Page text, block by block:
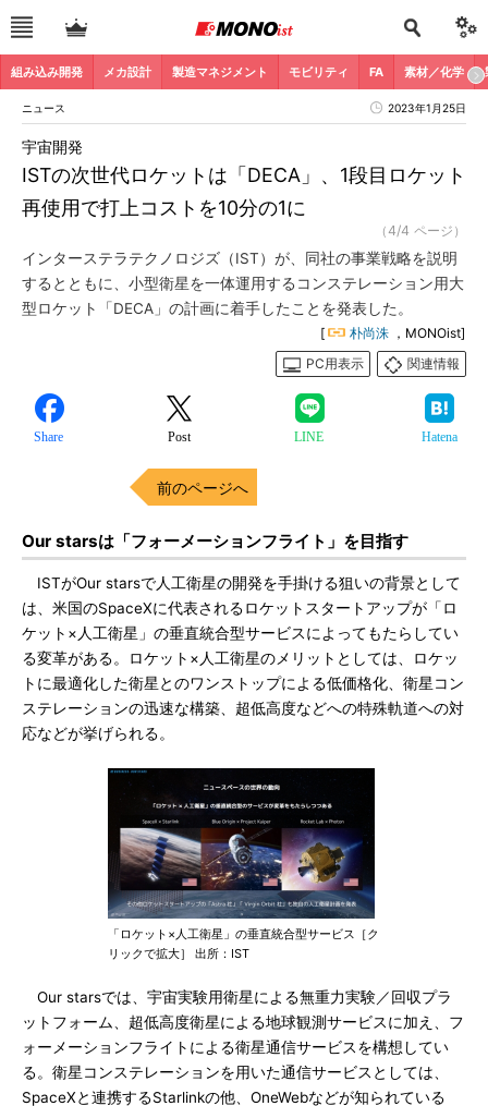
組み込み開発 メカ設計 製造マネジメント モビリティ FA 素材／化学
ニュース 2023年1月25日
ISTの次世代ロケットは「DECA」、1段目ロケット
再使用で打上コストを10分の1に
宇宙開発
（4/4 ページ）
インターステラテクノロジズ（IST）が、同社の事業戦略を説明
するとともに、小型衛星を一体運用するコンステレーション用大
型ロケット「DECA」の計画に着手したことを発表した。
[ 朴尚洙 ，MONOist]
PC用表示
関連情報
Share Post LINE Hatena
前のページへ
Our starsは「フォーメーションフライト」を目指す
ISTがOur starsで人工衛星の開発を手掛ける狙いの背景として
は、米国のSpaceXに代表されるロケットスタートアップが「ロ
ケット×人工衛星」の垂直統合型サービスによってもたらしてい
る変革がある。ロケット×人工衛星のメリットとしては、ロケッ
トに最適化した衛星とのワンストップによる低価格化、衛星コン
ステレーションの迅速な構築、超低高度などへの特殊軌道への対
応などが挙げられる。
「ロケット×人工衛星」の垂直統合型サービス［ク
リックで拡大］ 出所：IST
Our starsでは、宇宙実験用衛星による無重力実験／回収プラ
ットフォーム、超低高度衛星による地球観測サービスに加え、フ
ォーメーションフライトによる衛星通信サービスを構想してい
る。衛星コンステレーションを用いた通信サービスとしては、
SpaceXと連携するStarlinkの他、OneWebなどが知られている